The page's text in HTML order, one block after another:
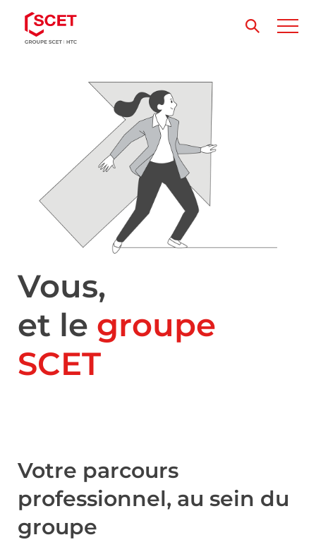
Vous,
et le groupe
SCET
Votre parcours
professionnel, au sein du
groupe